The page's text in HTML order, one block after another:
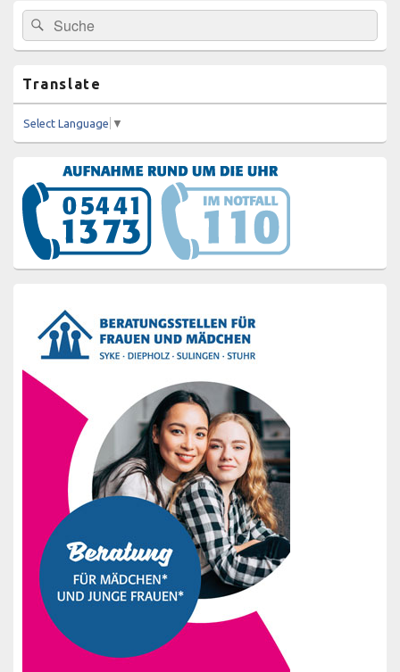
Primärer
Seitenleisten-
Widgetbereich
Suchen
nach:
Suchen
Translate
Select Language ▼